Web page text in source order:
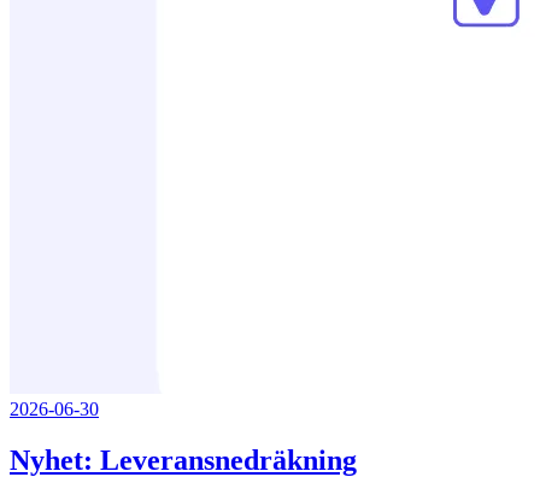
2026-06-30
Nyhet: Leveransnedräkning